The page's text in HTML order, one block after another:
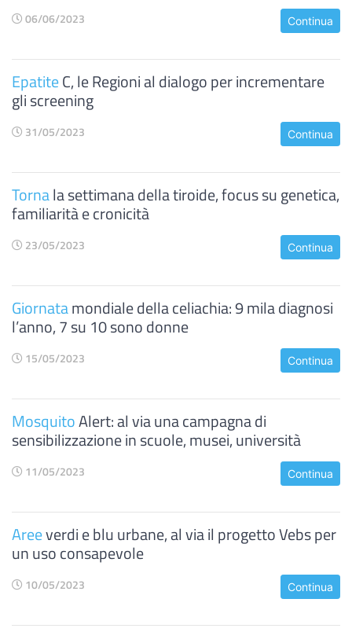
06/06/2023 Continua
EpatiteC, le Regioni al dialogo per incrementare
gli screening
31/05/2023 Continua
Tornala settimana della tiroide, focus su genetica,
familiarità e cronicità
23/05/2023 Continua
Giornatamondiale della celiachia: 9 mila diagnosi
l’anno, 7 su 10 sono donne
15/05/2023 Continua
MosquitoAlert: al via una campagna di
sensibilizzazione in scuole, musei, università
11/05/2023 Continua
Areeverdi e blu urbane, al via il progetto Vebs per
un uso consapevole
10/05/2023 Continua